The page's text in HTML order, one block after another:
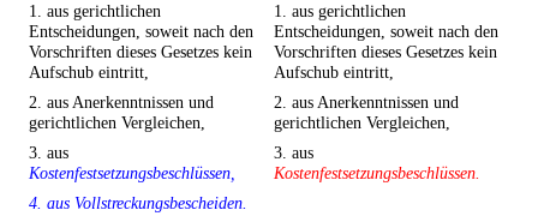
1. aus gerichtlichen
Entscheidungen, soweit nach den
Vorschriften dieses Gesetzes kein
Aufschub eintritt,
1. aus gerichtlichen
Entscheidungen, soweit nach den
Vorschriften dieses Gesetzes kein
Aufschub eintritt,
2. aus Anerkenntnissen und
gerichtlichen Vergleichen,
2. aus Anerkenntnissen und
gerichtlichen Vergleichen,
3. aus
Kostenfestsetzungsbeschlüssen,
3. aus
Kostenfestsetzungsbeschlüssen.
4. aus Vollstreckungsbescheiden.